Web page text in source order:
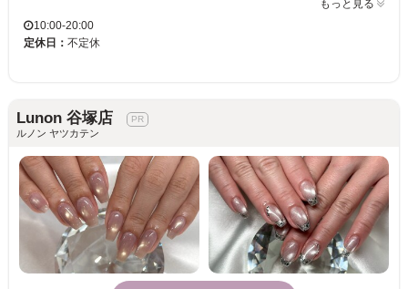
もっと見る
10:00-20:00
定休日： 不定休
Lunon 谷塚店
ルノン ヤツカテン